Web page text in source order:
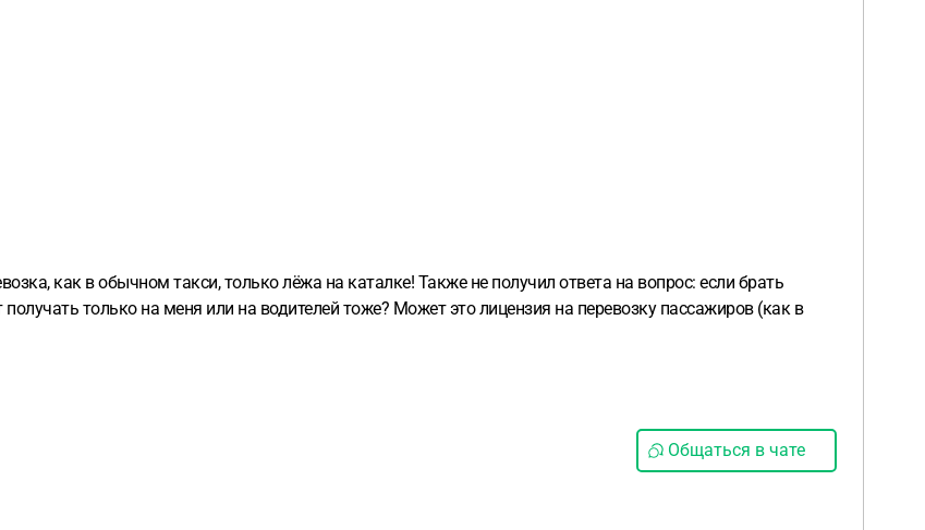
как в обычном такси, только лёжа на каталке! Также не получил ответа на вопрос: если брать
только на меня или на водителей тоже? Может это лицензия на перевозку пассажиров (как в
Общаться в чате